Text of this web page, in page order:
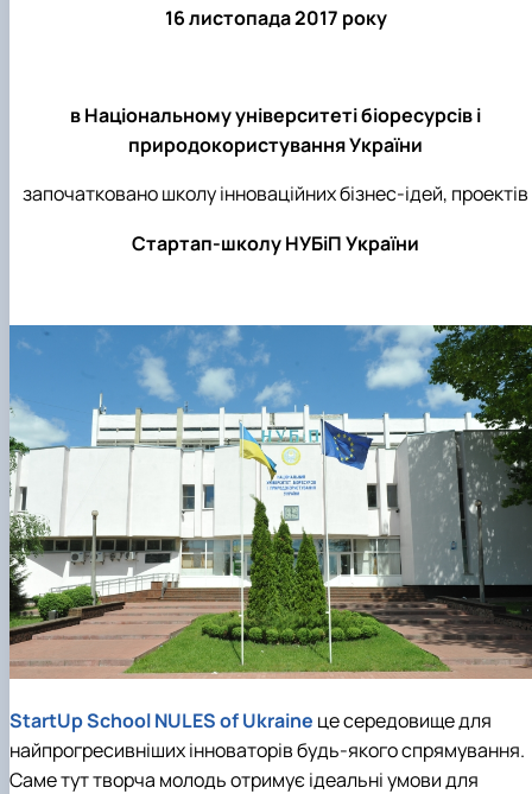
16 листопада 2017 року
вНаціональному університеті біоресурсів і
природокористуванняУкраїни
започатковано школу інноваційних бізнес-ідей, проектів
Стартап-школу НУБіП України
StartUp School NULES of Ukraine це середовище для
найпрогресивніших інноваторів будь-якого спрямування.
Саме тут творча молодь отримує ідеальні умови для